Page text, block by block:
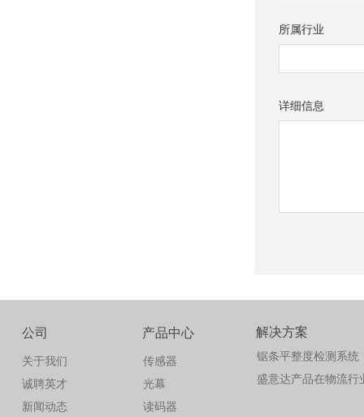
所属行业
详细信息
产品中心
传感器
光幕
读码器
解决方案
关于我们
诚聘英才
新闻动态
公司
锯条平整度检测系统
盛意达产品在物流行